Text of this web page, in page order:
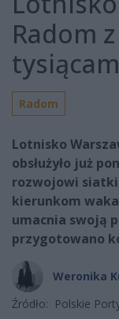
Radom
Radom
Lotnisko
obsłużyło już
rozwojowi siatki
kierunkom
umacnia swoją
przygotowano
Weronika
Źródło: Polskie